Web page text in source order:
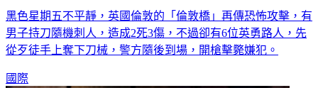
黑色星期五不平靜，英國倫敦的「倫敦橋」再傳恐怖攻擊，有
男子持刀隨機刺人，造成2死3傷，不過卻有6位英勇路人，先
從歹徒手上奪下刀械，警方隨後到場，開槍擊斃嫌犯。
國際